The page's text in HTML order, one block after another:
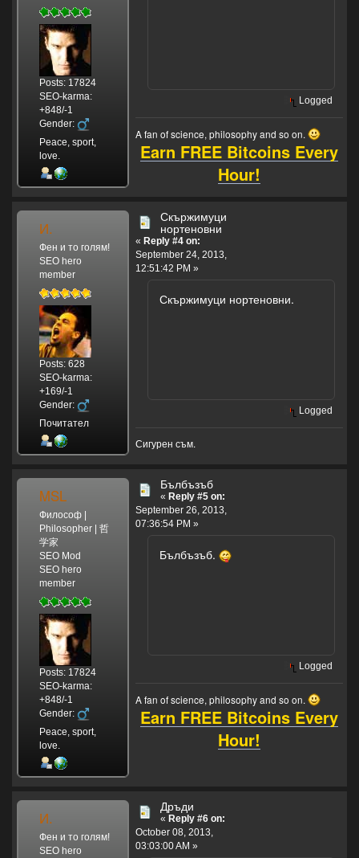
Posts: 17824
SEO-karma:
+848/-1
Gender:
Peace, sport,
love.
Logged
A fan of science, philosophy and so on.
Earn FREE Bitcoins Every
Hour!
И.
Фен и то голям!
SEO hero
member
Posts: 628
SEO-karma:
+169/-1
Gender:
Почитател
Скържимуци
нортеновни
« Reply #4 on:
September 24, 2013,
12:51:42 PM »
Скържимуци нортеновни.
Logged
Сигурен съм.
MSL
Философ |
Philosopher | 哲
学家
SEO Mod
SEO hero
member
Posts: 17824
SEO-karma:
+848/-1
Gender:
Peace, sport,
love.
Бълбъзъб
« Reply #5 on:
September 26, 2013,
07:36:54 PM »
Бълбъзъб.
Logged
A fan of science, philosophy and so on.
Earn FREE Bitcoins Every
Hour!
И.
Фен и то голям!
SEO hero
Дръди
« Reply #6 on:
October 08, 2013,
03:03:00 AM »